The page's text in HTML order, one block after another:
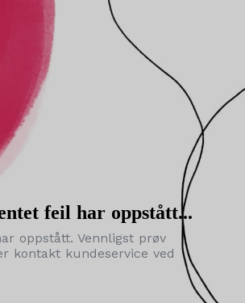
feil har oppstått...
oppstått. Vennligst prøv
kontakt kundeservice ved